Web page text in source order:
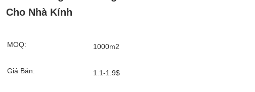
Cho Nhà Kính
MOQ: 1000m2
Giá Bán: 1.1-1.9$